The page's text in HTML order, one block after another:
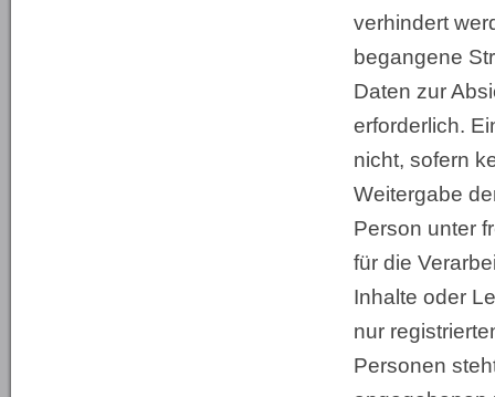
verhindert
begangene
Daten zur
erforderlich.
nicht, sofern
Weitergabe
Person unter
für die
Inhalte oder
nur
Personen